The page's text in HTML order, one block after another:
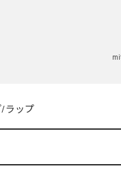
/ラップ